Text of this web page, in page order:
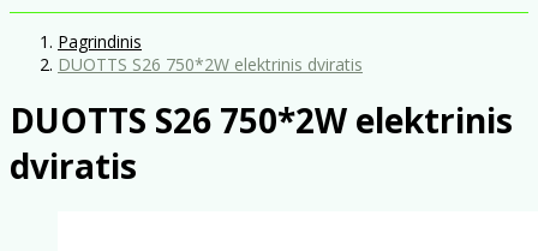
Pagrindinis
DUOTTS S26 750*2W elektrinis dviratis
DUOTTS S26 750*2W elektrinis
dviratis